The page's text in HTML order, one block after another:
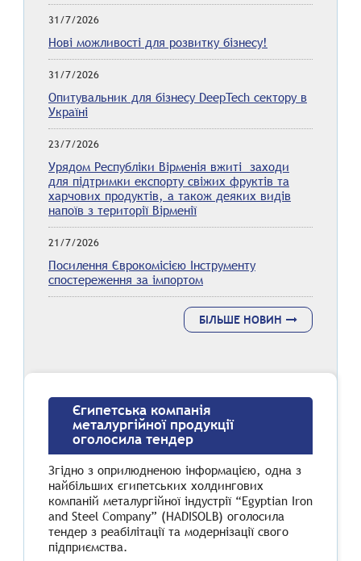
31/7/2026
Нові можливості для розвитку бізнесу!
31/7/2026
Опитувальник для бізнесу DeepTech сектору в
Україні
23/7/2026
Урядом Республіки Вірменія вжиті заходи
для підтримки експорту свіжих фруктів та
харчових продуктів, а також деяких видів
напоїв з території Вірменії
21/7/2026
Посилення Єврокомісією Інструменту
спостереження за імпортом
БІЛЬШЕ НОВИН
Єгипетська компанія
металургійної продукції
оголосила тендер
Згідно з оприлюдненою інформацією, одна з
найбільших єгипетських холдингових
компаній металургійної індустрії “Egyptian Iron
and Steel Company” (HADISOLB) оголосила
тендер з реабілітації та модернізації свого
підприємства.